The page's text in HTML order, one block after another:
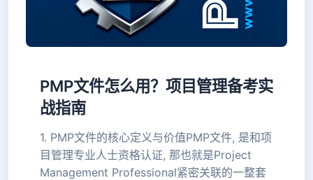
PMP文件怎么用？项目管理备考实
战指南
1. PMP文件的核心定义与价值PMP文件, 是和项
目管理专业人士资格认证, 那也就是Project
Management Professional紧密关联的一整套